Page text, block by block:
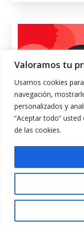
Valoramos tu
Usamos cookies
navegación,
personalizados y
“Aceptar todo”
de las cookies.
Canal interno de